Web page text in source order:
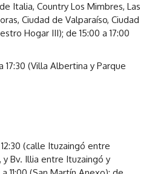
Italia, Country Los Mimbres, Las
Ciudad de Valparaíso, Ciudad
Hogar III); de 15:00 a 17:00
17:30 (Villa Albertina y Parque
(calle Ituzaingó entre
y Bv. Illia entre Ituzaingó y